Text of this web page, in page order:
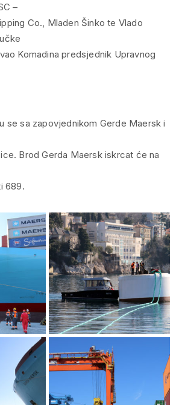
–
Co., Mladen Šinko te Vlado
Komadina predsjednik Upravnog
se sa zapovjednikom Gerde Maersk i
Brod Gerda Maersk iskrcat će na
689.